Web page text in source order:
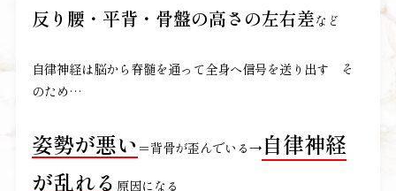
反り腰・平背・骨盤の高さの左右差など
自律神経は脳から脊髄を通って全身へ信号を送り出す そ
のため…
姿勢が悪い ＝背骨が歪んでいる→自律神経
が乱れる 原因になる